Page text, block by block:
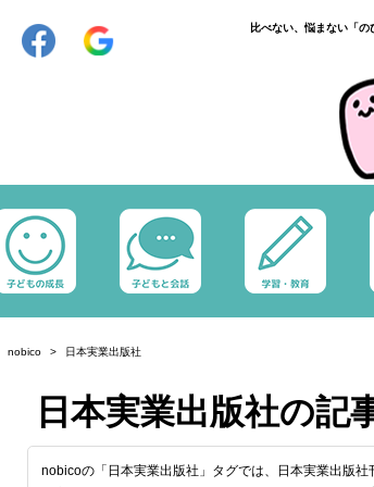
比べない、悩まない「
nobico 日本実業出版社
日本実業出版社の記
nobicoの「日本実業出版社」タグでは、日本実業出版